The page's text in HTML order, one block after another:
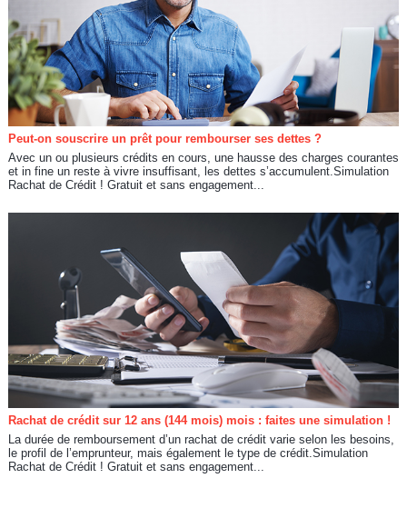
Peut-on souscrire un prêt pour rembourser ses dettes ?
Avec un ou plusieurs crédits en cours, une hausse des charges courantes
et in fine un reste à vivre insuffisant, les dettes s’accumulent.Simulation
Rachat de Crédit ! Gratuit et sans engagement...
Rachat de crédit sur 12 ans (144 mois) mois : faites une simulation !
La durée de remboursement d’un rachat de crédit varie selon les besoins,
le profil de l’emprunteur, mais également le type de crédit.Simulation
Rachat de Crédit ! Gratuit et sans engagement...